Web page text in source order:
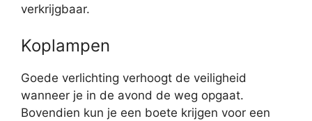
verkrijgbaar.
Koplampen
Goede verlichting verhoogt de veiligheid
wanneer je in de avond de weg opgaat.
Bovendien kun je een boete krijgen voor een